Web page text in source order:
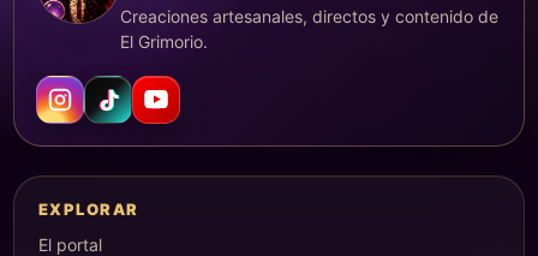
Creaciones artesanales, directos y contenido de
El Grimorio.
EXPLORAR
El portal